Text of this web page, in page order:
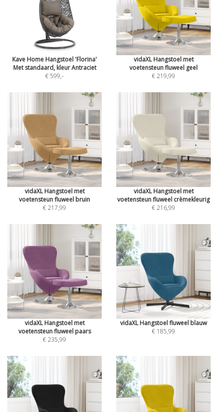
Kave Home Hangstoel 'Florina'
Met standaard, kleur Antraciet
€ 599,-
vidaXL Hangstoel met
voetensteun fluweel geel
€ 219,99
vidaXL Hangstoel met
voetensteun fluweel bruin
€ 217,99
vidaXL Hangstoel met
voetensteun fluweel crèmekleurig
€ 216,99
vidaXL Hangstoel met
voetensteun fluweel paars
€ 235,99
vidaXL Hangstoel fluweel blauw
€ 185,99